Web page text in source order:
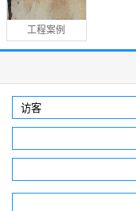
工程案例